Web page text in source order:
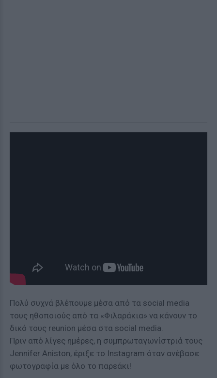
Πολύ συχνά βλέπουμε μέσα από τα social media
τους ηθοποιούς από τα «Φιλαράκια» να κάνουν το
δικό τους reunion μέσα στα social media.
Πριν από λίγες ημέρες, η συμπρωταγωνίστριά τους
Jennifer Aniston, έριξε το Instagram όταν ανέβασε
φωτογραφία με όλο το παρεάκι!